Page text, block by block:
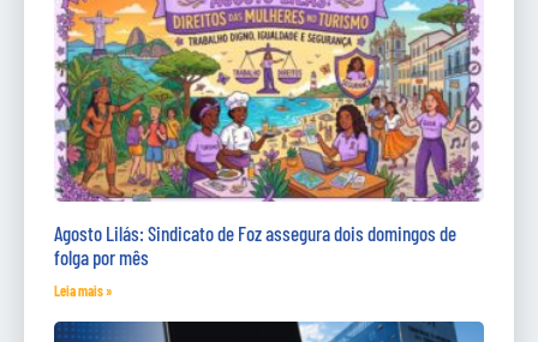
Agosto Lilás: Sindicato de Foz assegura dois domingos de
folga por mês
Leia mais »